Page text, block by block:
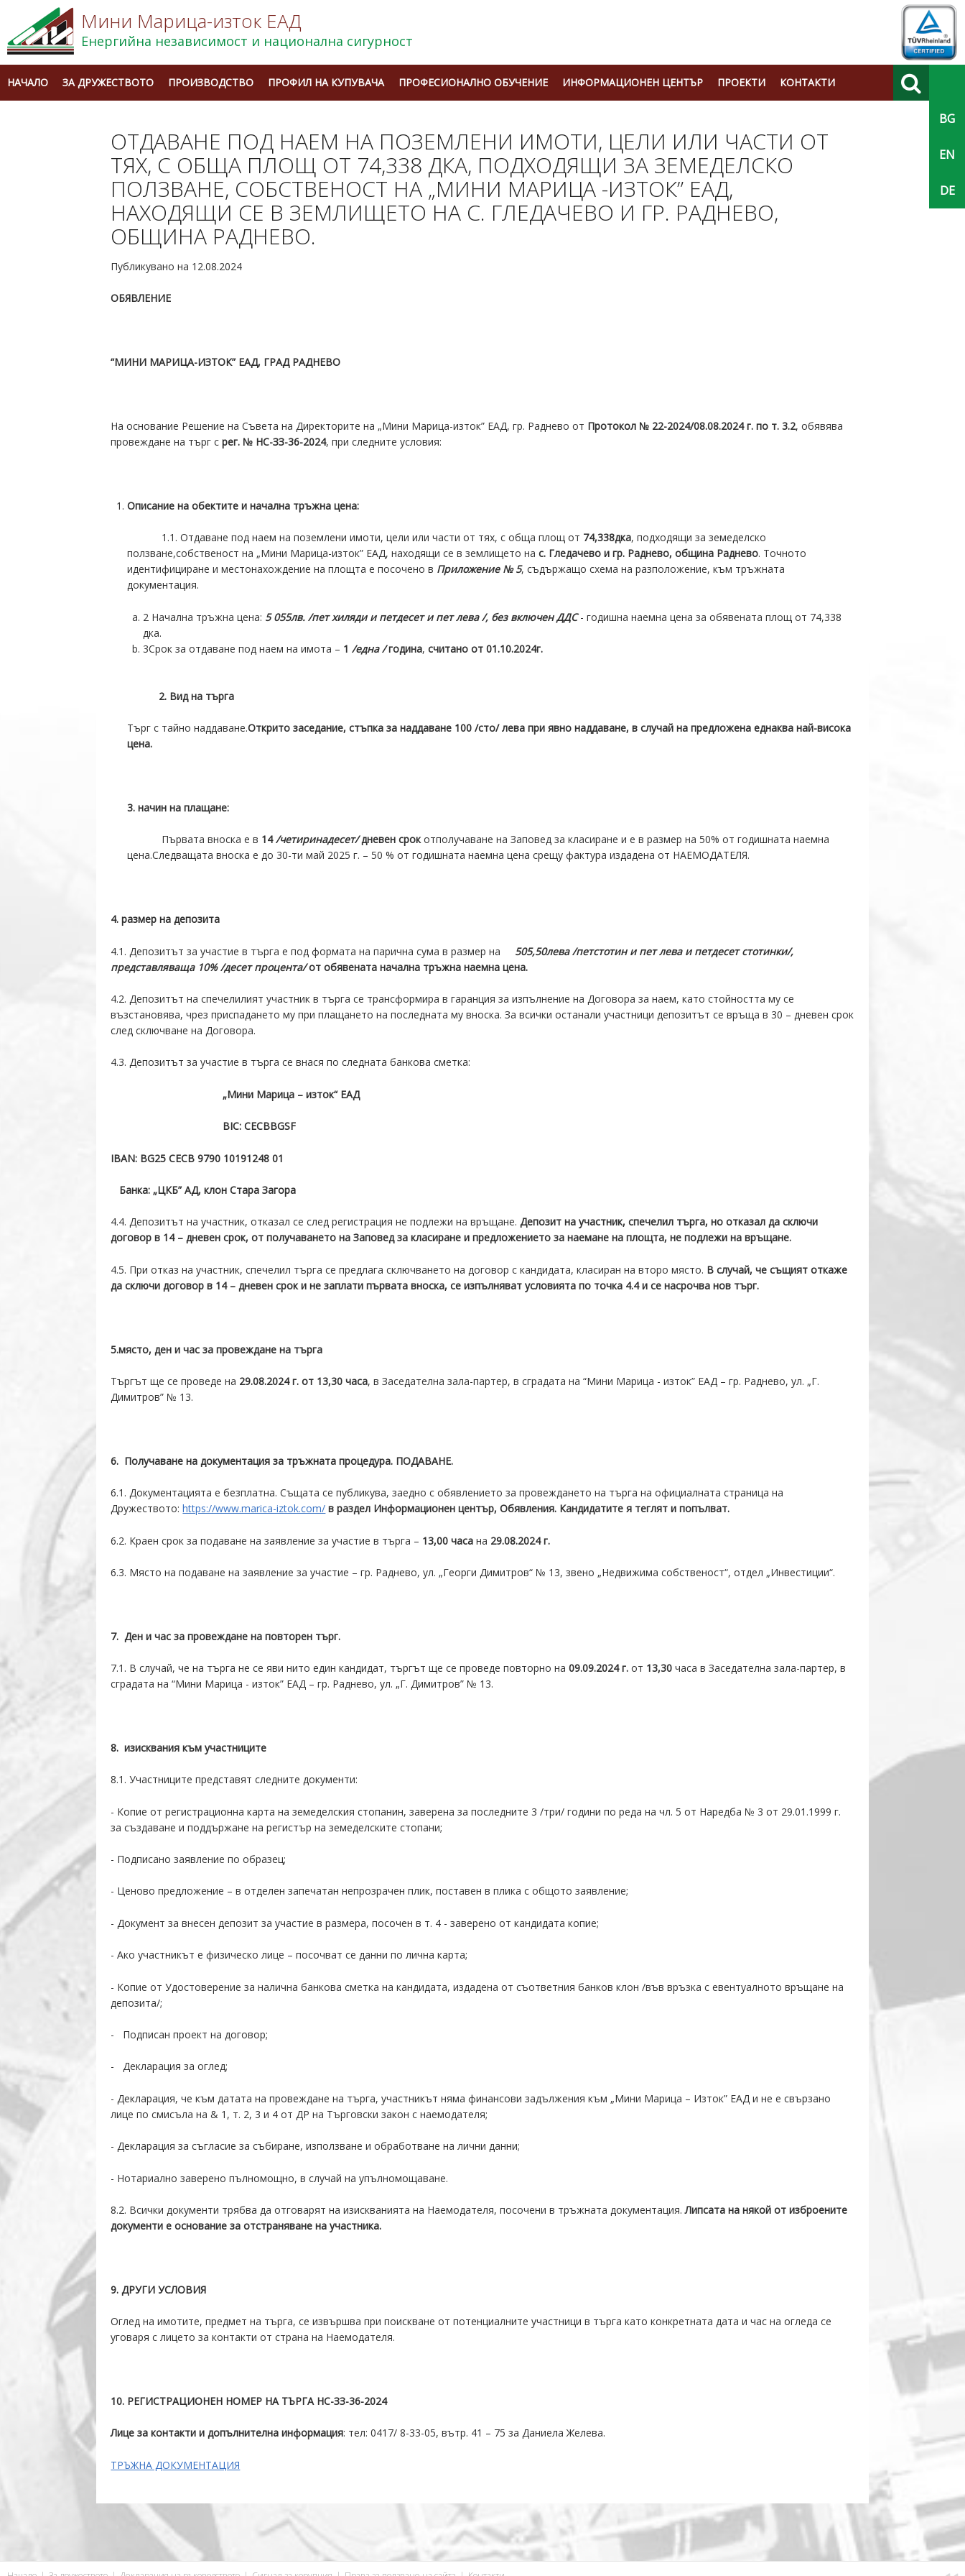
Мини Марица-изток ЕАД
Енергийна независимост и национална сигурност
НАЧАЛО ЗА ДРУЖЕСТВОТО ПРОИЗВОДСТВО ПРОФИЛ НА КУПУВАЧА ПРОФЕСИОНАЛНО ОБУЧЕНИЕ ИНФОРМАЦИОНЕН ЦЕНТЪР ПРОЕКТИ КОНТАКТИ
Търси
BG
EN
DE
ОТДАВАНЕ ПОД НАЕМ НА ПОЗЕМЛЕНИ ИМОТИ, ЦЕЛИ ИЛИ ЧАСТИ ОТ
ТЯХ, С ОБЩА ПЛОЩ ОТ 74,338 ДКА, ПОДХОДЯЩИ ЗА ЗЕМЕДЕЛСКО
ПОЛЗВАНЕ, СОБСТВЕНОСТ НА „МИНИ МАРИЦА -ИЗТОК” ЕАД,
НАХОДЯЩИ СЕ В ЗЕМЛИЩЕТО НА С. ГЛЕДАЧЕВО И ГР. РАДНЕВО,
ОБЩИНА РАДНЕВО.
Публикувано на 12.08.2024
ОБЯВЛЕНИЕ
“МИНИ МАРИЦА-ИЗТОК” ЕАД, ГРАД РАДНЕВО
На основание Решение на Съвета на Директорите на „Мини Марица-изток” ЕАД, гр. Раднево от Протокол № 22-2024/08.08.2024г. по т.3.2, обявява
провеждане на търг срег. № НС-ЗЗ-36-2024, при следните условия:
Описание на обектите и начална тръжна цена:
1.1. Отдаване под наем на поземлени имоти, цели или части от тях, с обща площ от 74,338дка, подходящи за земеделско
ползване,собственост на „Мини Марица-изток” ЕАД, находящи се в землището на с. Гледачево и гр. Раднево, община Раднево. Точното
идентифициране и местонахождение на площта е посочено в Приложение № 5, съдържащо схема на разположение, към тръжната
документация.
2 Начална тръжна цена: 5 055лв./петхиляди и петдесет и пет лева/, без включен ДДС- годишна наемна цена за обявената площ от 74,338
дка.
3Срок за отдаване под наем на имота – 1/една /година, считано от 01.10.2024г.
2. Вид на търга
Търг с тайно наддаване.Открито заседание, стъпка за наддаване 100 /сто/ лева при явно наддаване, в случай на предложена еднаква най-висока
цена.
3. начин на плащане:
Първата вноска е в 14/четиринадесет/дневен срокотполучаване на Заповед за класиране и е в размер на 50% от годишната наемна
цена.Следващата вноска е до 30-ти май 2025 г. – 50 % от годишната наемна цена срещу фактура издадена от НАЕМОДАТЕЛЯ.
4.размер на депозита
4.1. Депозитът за участие в търга е под формата на парична сума в размер на 505,50лева /петстотин и пет лева и петдесет стотинки/,
представляваща 10% /десет процента/от обявената начална тръжна наемна цена.
4.2. Депозитът на спечелилият участник в търга се трансформира в гаранция за изпълнение на Договора за наем, като стойността му се
възстановява, чрез приспадането му при плащането на последната му вноска. За всички останали участници депозитът се връща в 30 – дневен срок
след сключване на Договора.
4.3. Депозитът за участие в търга се внася по следната банкова сметка:
„Мини Марица – изток“ ЕАД
BIC:CECBBGSF
IBAN: BG25CECB9790 10191248 01
Банка: „ЦКБ” АД, клон Стара Загора
4.4. Депозитът на участник, отказал се след регистрация не подлежи на връщане.Депозит на участник, спечелил търга, но отказал да сключи
договор в 14 – дневен срок, от получаването на Заповед за класиране и предложението за наемане на площта, не подлежи на връщане.
4.5. При отказ на участник, спечелил търга се предлага сключването на договор с кандидата, класиран на второ място. В случай, че същият откаже
да сключи договор в 14 – дневен срок и не заплати първата вноска, се изпълняват условията по точка 4.4 и се насрочва нов търг.
5.място, ден и час за провеждане на търга
Търгът ще се проведе на 29.08.2024 г. от 13,30 часа, в Заседателна зала-партер, в сградата на “Мини Марица - изток” ЕАД – гр. Раднево, ул. „Г.
Димитров” № 13.
6. Получаване на документация за тръжната процедура. ПОДАВАНЕ.
6.1. Документацията е безплатна. Същата се публикува, заедно с обявлението за провеждането на търга на официалната страница на
Дружеството:https://www.marica-iztok.com/ в раздел Информационен център, Обявления. Кандидатите я теглят и попълват.
6.2. Краен срок за подаване на заявление за участие в търга – 13,00 часа на 29.08.2024 г.
6.3. Място на подаване на заявление за участие – гр. Раднево, ул. „Георги Димитров“ № 13, звено „Недвижима собственост“, отдел „Инвестиции“.
7. Ден и час за провеждане на повторен търг.
7.1. В случай, че на търга не се яви нито един кандидат, търгът ще се проведе повторно на09.09.2024 г.от 13,30 часа в Заседателна зала-партер, в
сградата на “Мини Марица - изток” ЕАД – гр. Раднево, ул. „Г. Димитров” № 13.
8. изисквания към участниците
8.1. Участниците представят следните документи:
- Копие от регистрационна карта на земеделския стопанин, заверена за последните 3 /три/ години по реда на чл. 5 от Наредба № 3 от 29.01.1999 г.
за създаване и поддържане на регистър на земеделските стопани;
- Подписано заявление по образец;
- Ценово предложение – в отделен запечатан непрозрачен плик, поставен в плика с общото заявление;
- Документ за внесен депозит за участие в размера, посочен в т. 4 - заверено от кандидата копие;
- Ако участникът е физическо лице – посочват се данни по лична карта;
- Копие от Удостоверение за налична банкова сметка на кандидата, издадена от съответния банков клон /във връзка с евентуалното връщане на
депозита/;
- Подписан проект на договор;
- Декларация за оглед;
- Декларация, че към датата на провеждане на търга, участникът няма финансови задължения към „Мини Марица – Изток” ЕАД и не е свързано
лице по смисъла на & 1, т. 2, 3 и 4 от ДР на Търговски закон с наемодателя;
- Декларация за съгласие за събиране, използване и обработване на лични данни;
- Нотариално заверено пълномощно, в случай на упълномощаване.
8.2. Всички документи трябва да отговарят на изискванията на Наемодателя, посочени в тръжната документация.Липсата на някой от изброените
документи е основание за отстраняване на участника.
9. ДРУГИ УСЛОВИЯ
Оглед на имотите, предмет на търга, се извършва при поискване от потенциалните участници в търга като конкретната дата и час на огледа се
уговаря с лицето за контакти от страна на Наемодателя.
10. РЕГИСТРАЦИОНЕН НОМЕР НА ТЪРГА НС-ЗЗ-36-2024
Лице за контакти и допълнителна информация: тел: 0417/ 8-33-05, вътр. 41 – 75 за Даниела Желева.
ТРЪЖНА ДОКУМЕНТАЦИЯ